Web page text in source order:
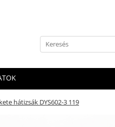
hátizsák DYS602-3 119